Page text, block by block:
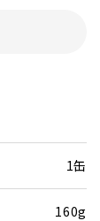
1缶
160g